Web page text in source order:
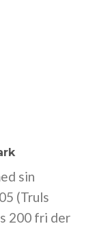
sin
(Truls
200 fri der